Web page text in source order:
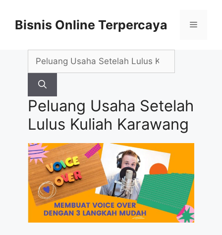
contentBisnis Online Terpercaya Menu
Search
Peluang Usaha Setelah
Lulus Kuliah Karawang